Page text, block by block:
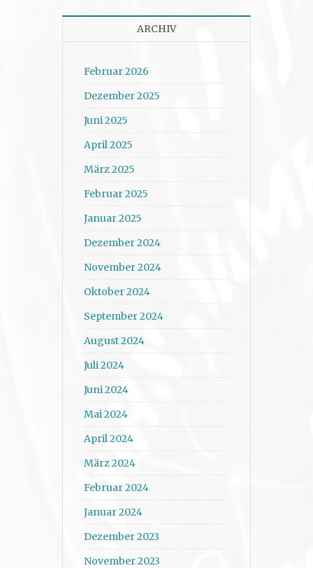
ARCHIV
Februar 2026
Dezember 2025
Juni 2025
April 2025
März 2025
Februar 2025
Januar 2025
Dezember 2024
November 2024
Oktober 2024
September 2024
August 2024
Juli 2024
Juni 2024
Mai 2024
April 2024
März 2024
Februar 2024
Januar 2024
Dezember 2023
November 2023